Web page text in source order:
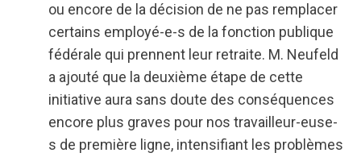
ou encore de la décision de ne pas remplacer
certains employé-e-s de la fonction publique
fédérale qui prennent leur retraite. M. Neufeld
a ajouté que la deuxième étape de cette
initiative aura sans doute des conséquences
encore plus graves pour nos travailleur-euse-
s de première ligne, intensifiant les problèmes